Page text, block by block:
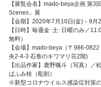
【展覧会名】mado-beya企画 第3
Scenes」展
【会期】2020年7月10日(金)－9月
【日時】毎週金･土･日曜のみ／
無料）
【会場】mado-beya（〒986-
央2-4-3 石巻のキワマリ荘2階)
【出品作家】鹿野颯斗（写真）／
ばふみ枝（彫刻）
※新型コロナウイルス感染症対策